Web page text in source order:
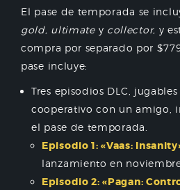
El pase de temporada se
gold, ultimatey collector, y
compra por separado por
pase incluye:
Tres episodios DLC,
cooperativo con un amigo,
el pase de temporada.
Episodio 1: «Vaas:
lanzamiento en noviembre
Episodio 2: «Pagan: